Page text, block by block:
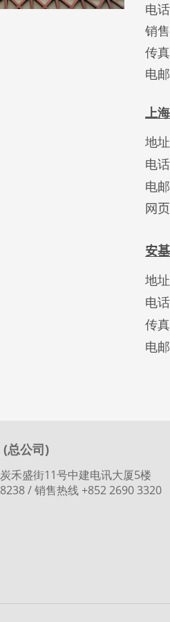
电
销
传
电
上
地
电
电
网页
安
地
电
传
电
总公司)
禾盛街11号中建电讯大厦5楼
/ 销售热线 +852 2690 3320